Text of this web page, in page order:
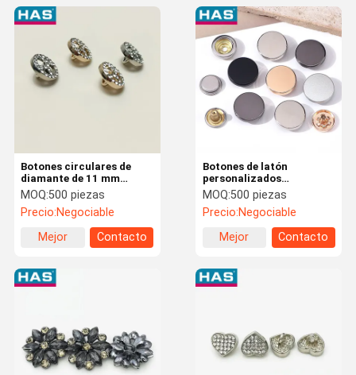
Botones de latón
personalizados
decorativos 4 parte del
botón del resorte 10 /
12.5 / 15mm
MOQ:500 piezas
Precio:Negociable
Mejor
Contacto
Botones circulares de
diamante de 11 mm
Botones de metal
personalizados para
camisas
MOQ:500 piezas
Precio:Negociable
Mejor
Contacto